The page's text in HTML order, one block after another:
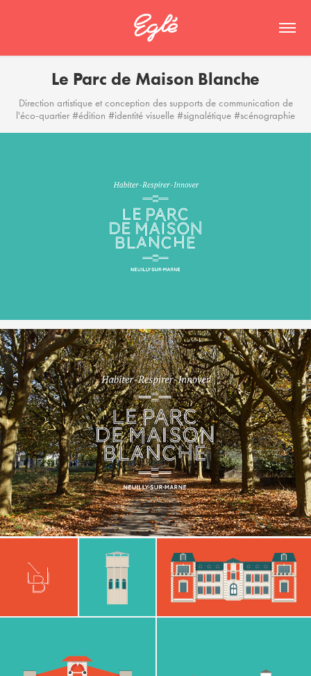
Le Parc de Maison Blanche
Direction artistique et conception des supports de communication de
l'éco-quartier #édition #identité visuelle #signalétique #scénographie